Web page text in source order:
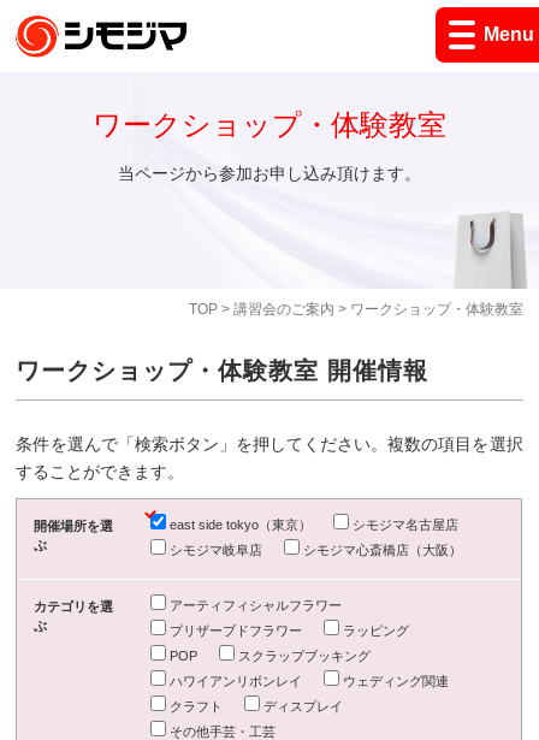
Menu
TOP> 講習会のご案内 > ワークショップ・体験教室
ワークショップ・体験教室
当ページから参加お申し込み頂けます。
ワークショップ・体験教室 開催情報
条件を選んで「検索ボタン」を押してください。複数の項目を選択
することができます。
開催場所を選
ぶ
east side tokyo（東京）
シモジマ名古屋店
シモジマ岐阜店
シモジマ心斎橋店（大阪）
カテゴリを選
ぶ
アーティフィシャルフラワー
プリザーブドフラワー
ラッピング
POP
スクラップブッキング
ハワイアンリボンレイ
ウェディング関連
クラフト
ディスプレイ
その他手芸・工芸